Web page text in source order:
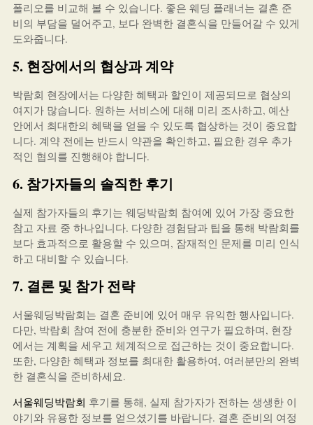
폴리오를 비교해 볼 수 있습니다. 좋은 웨딩 플래너는 결혼 준
비의 부담을 덜어주고, 보다 완벽한 결혼식을 만들어갈 수 있게
도와줍니다.
5. 현장에서의 협상과 계약
박람회 현장에서는 다양한 혜택과 할인이 제공되므로 협상의
여지가 많습니다. 원하는 서비스에 대해 미리 조사하고, 예산
안에서 최대한의 혜택을 얻을 수 있도록 협상하는 것이 중요합
니다. 계약 전에는 반드시 약관을 확인하고, 필요한 경우 추가
적인 협의를 진행해야 합니다.
6. 참가자들의 솔직한 후기
실제 참가자들의 후기는 웨딩박람회 참여에 있어 가장 중요한
참고 자료 중 하나입니다. 다양한 경험담과 팁을 통해 박람회를
보다 효과적으로 활용할 수 있으며, 잠재적인 문제를 미리 인식
하고 대비할 수 있습니다.
7. 결론 및 참가 전략
서울웨딩박람회는 결혼 준비에 있어 매우 유익한 행사입니다.
다만, 박람회 참여 전에 충분한 준비와 연구가 필요하며, 현장
에서는 계획을 세우고 체계적으로 접근하는 것이 중요합니다.
또한, 다양한 혜택과 정보를 최대한 활용하여, 여러분만의 완벽
한 결혼식을 준비하세요.
서울웨딩박람회 후기를 통해, 실제 참가자가 전하는 생생한 이
야기와 유용한 정보를 얻으셨기를 바랍니다. 결혼 준비의 여정